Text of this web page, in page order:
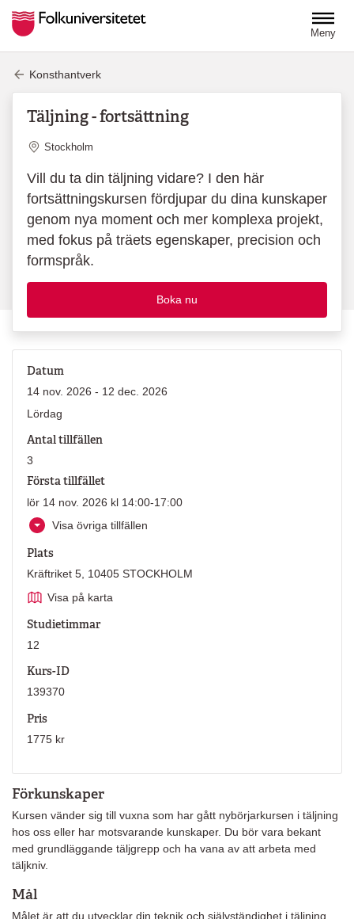
Meny
Konsthantverk
Täljning - fortsättning
Plats
Stockholm
Vill du ta din täljning vidare? I den här
fortsättningskursen fördjupar du dina kunskaper
genom nya moment och mer komplexa projekt,
med fokus på träets egenskaper, precision och
formspråk.
Boka nu
Förkunskaper
Kursen vänder sig till vuxna som har gått nybörjarkursen i täljning
hos oss eller har motsvarande kunskaper. Du bör vara bekant
med grundläggande täljgrepp och ha vana av att arbeta med
täljkniv.
Mål
Målet är att du utvecklar din teknik och självständighet i täljning.
Datum
14 nov. 2026 - 12 dec. 2026
Lördag
Antal tillfällen
3
Första tillfället
lör 14 nov. 2026 kl 14:00-17:00
Visa övriga tillfällen
Plats
Kräftriket 5, 10405 STOCKHOLM
Visa på karta
Studietimmar
12
Kurs-ID
139370
Pris
1775 kr